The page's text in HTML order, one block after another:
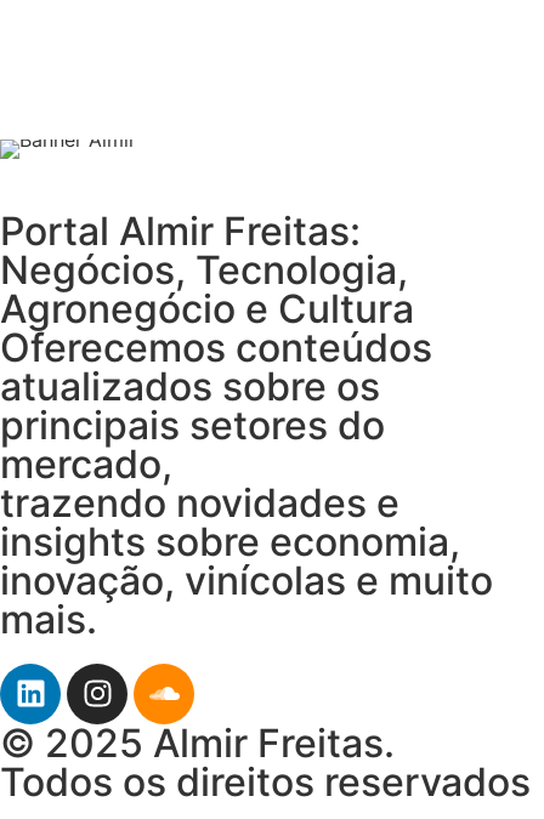
Portal Almir Freitas:
Negócios, Tecnologia,
Agronegócio e Cultura
Oferecemos conteúdos
atualizados sobre os
principais setores do
mercado,
trazendo novidades e
insights sobre economia,
inovação, vinícolas e muito
mais.
© 2025 Almir Freitas.
Todos os direitos reservados